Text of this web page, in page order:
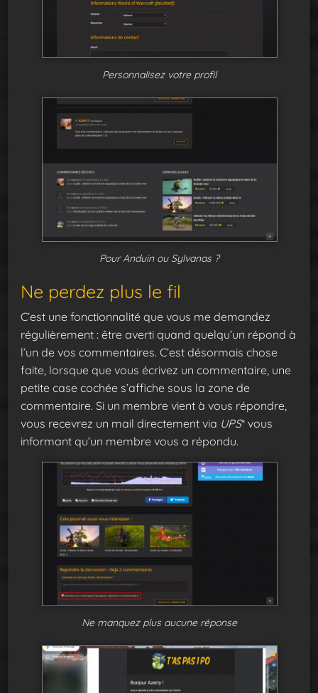
Personnalisez votre profil
Pour Anduin ou Sylvanas ?
Ne perdez plus le fil
C’est une fonctionnalité que vous me demandez
régulièrement : être averti quand quelqu’un répond à
l’un de vos commentaires. C’est désormais chose
faite, lorsque que vous écrivez un commentaire, une
petite case cochée s’affiche sous la zone de
commentaire. Si un membre vient à vous répondre,
vous recevrez un mail directement via UPS* vous
informant qu’un membre vous a répondu.
Ne manquez plus aucune réponse